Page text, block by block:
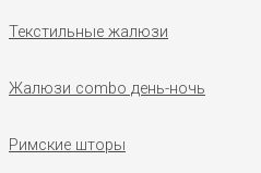
Текстильные жалюзи
Жалюзи combo день-ночь
Римские шторы